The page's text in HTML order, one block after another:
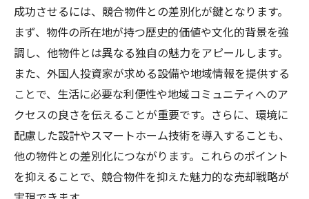
成功させるには、競合物件との差別化が鍵となります。
まず、物件の所在地が持つ歴史的価値や文化的背景を強
調し、他物件とは異なる独自の魅力をアピールします。
また、外国人投資家が求める設備や地域情報を提供する
ことで、生活に必要な利便性や地域コミュニティへのア
クセスの良さを伝えることが重要です。さらに、環境に
配慮した設計やスマートホーム技術を導入することも、
他の物件との差別化につながります。これらのポイント
を抑えることで、競合物件を抑えた魅力的な売却戦略が